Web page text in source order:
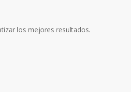
los mejores resultados.